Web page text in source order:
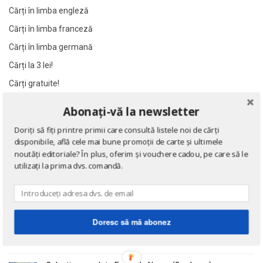
Al James
Al. Alexianu
Al. Caprariu
Alain Besancon
Alain Bombard
Alain Danielou
Alain Lallemand
Alain Manevy
Alan Bullock
Al James
Al. Alexianu
Al. Caprariu
Alain Besancon
Alain Bombard
Alain Danielou
Alain Lallemand
Alain Manevy
Alan Bullock
Cărți în limba engleză
Cărți în limba franceză
Cărți în limba germană
Cărți la 3 lei!
Cărți gratuite!
Eseuri
de Emil Cioran
Doctrina sau Cele patru carti clasice ale Chinei
Abonați-vă la newsletter
Doriți să fiți printre primii care consultă listele noi de cărți
disponibile, află cele mai bune promoții de carte și ultimele
noutăți editoriale? În plus, oferim și vouchere cadou, pe care să le
utilizați la prima dvs. comandă.
Doresc să mă abonez